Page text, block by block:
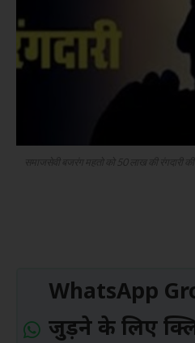
समाजसेवी बजरंग महतो को 50 लाख की रंगदारी
WhatsApp
जुड़ने के लिए